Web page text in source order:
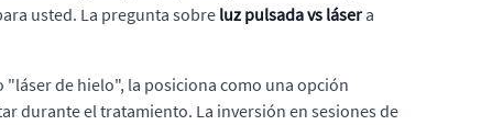
usted. La pregunta sobre luz pulsada vs lásera
de hielo", la posiciona como una opción
durante el tratamiento. La inversión en sesiones de